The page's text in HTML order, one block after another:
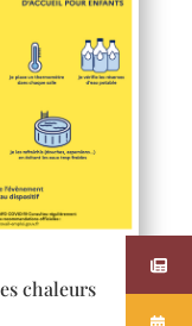
chaleurs